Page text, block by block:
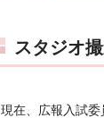
スタジオ
現在、広報入試委